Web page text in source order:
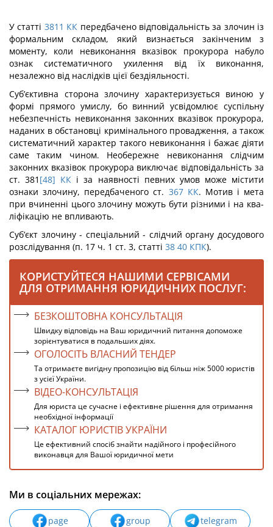
У статті 3811 КК передбачено відповідальність за злочин із
формальним складом, який визнається закінченим з
моменту, коли невиконання вказівок прокурора набуло
ознак систематичного ухилення від їх виконання,
незалежно від наслідків цієї безді­яльності.
Суб’єктивна сторона злочину характеризується виною у
формі прямого умислу, бо винний усвідомлює суспільну
небезпечність невиконання законних вка­зівок прокурора,
наданих в обстановці кримінального провадження, а також
систе­матичний характер такого невиконання і бажає діяти
саме таким чином. Необереж­не невиконання слідчим
законних вказівок прокурора виключає відповідальність за
ст. 381 [48] КК і за наявності певних умов може містити
ознаки злочину, передбаченого ст. 367 КК. Мотив і мета
при вчиненні цього злочину можуть бути різними і на ква­
ліфікацію не впливають.
Суб’єкт злочину - спеціальний - слідчий органу досудового
розслідування (п. 17 ч. 1 ст. 3, статті 38 40 КПК).
КОРИСТУЙТЕСЯ НАШИМИ СЕРВІСАМИ
ДЛЯ ОТРИМАННЯ ЮРИДИЧНИХ ПОСЛУГ:
БЕЗКОШТОВНА КОНСУЛЬТАЦІЯ
Швидку відповідь на Ваш юридичний питання допоможе
зорієнтуватися в подальших діях.
ОГОЛОСІТЬ ВЛАСНИЙ ТЕНДЕР
Та отримаєте вигідну пропозицію від більш ніж 5000 юристів
з усієї України.
ВІДЕО-КОНСУЛЬТАЦІЯ
Для юриста це сучасне і ефективне рішення для отримання
необхідної інформації
КАТАЛОГ ЮРИСТІВ УКРАЇНИ
Це ефективний спосіб знайти надійного і професійного
виконавця для Вашої юридичної мети
Ми в соціальних мережах:
page group
telegram